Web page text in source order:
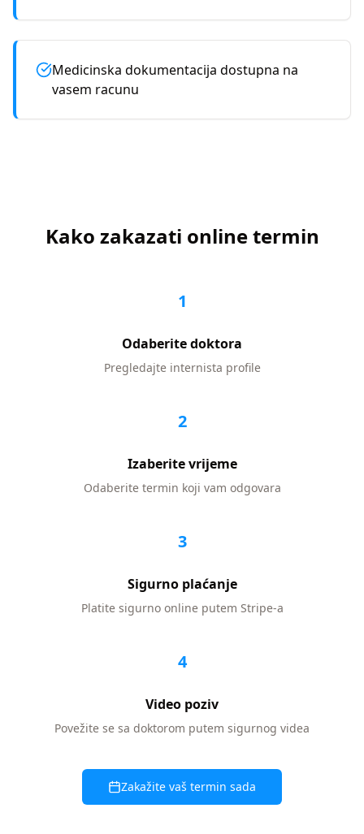
Medicinska dokumentacija dostupna na
vasem racunu
Kako zakazati online termin
1
Odaberite doktora
Pregledajte internista profile
2
Izaberite vrijeme
Odaberite termin koji vam odgovara
3
Sigurno plaćanje
Platite sigurno online putem Stripe-a
4
Video poziv
Povežite se sa doktorom putem sigurnog videa
Zakažite vaš termin sada